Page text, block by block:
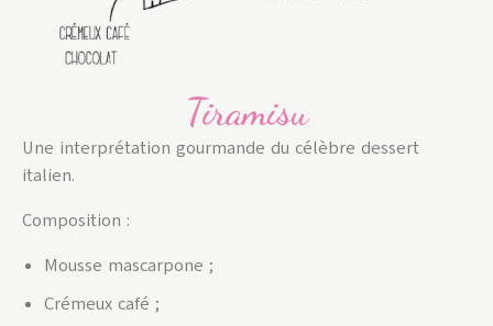
Tiramisu
Une interprétation gourmande du célèbre dessert
italien.
Composition :
Mousse mascarpone ;
Crémeux café ;